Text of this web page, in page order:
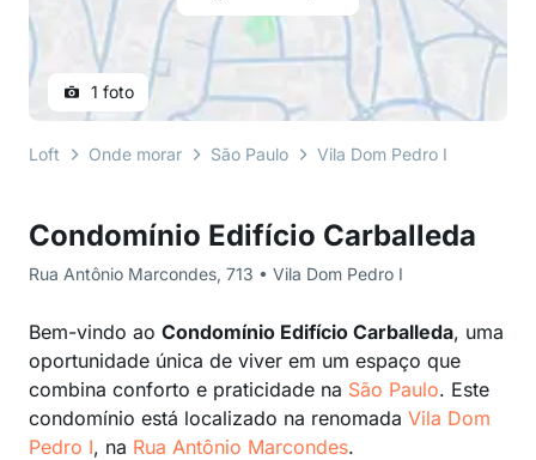
Condomínio Edifício Carballeda
Rua Antônio Marcondes, 713 • Vila Dom Pedro I
Bem-vindo ao Condomínio Edifício Carballeda, uma
oportunidade única de viver em um espaço que
combina conforto e praticidade na São Paulo. Este
condomínio está localizado na renomada Vila Dom
Pedro I, na Rua Antônio Marcondes.
1 foto
Loft Onde morar São Paulo Vila Dom Pedro I